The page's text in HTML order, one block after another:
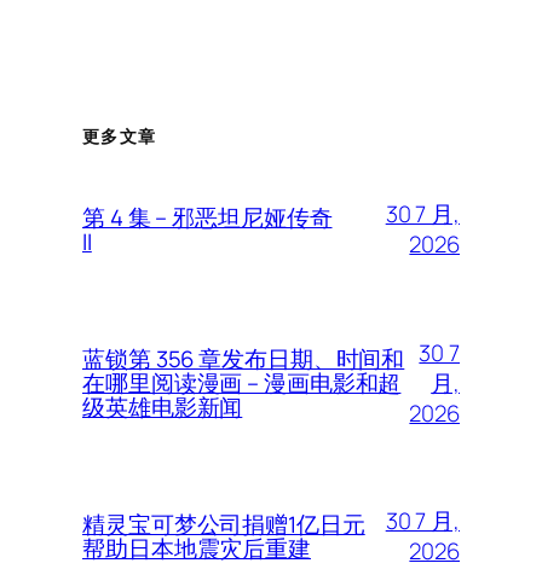
更多文章
第 4 集 – 邪恶坦尼娅传奇
II
30 7 月,
2026
蓝锁第 356 章发布日期、时间和
在哪里阅读漫画 – 漫画电影和超
级英雄电影新闻
30 7
月,
2026
精灵宝可梦公司捐赠1亿日元
帮助日本地震灾后重建
30 7 月,
2026